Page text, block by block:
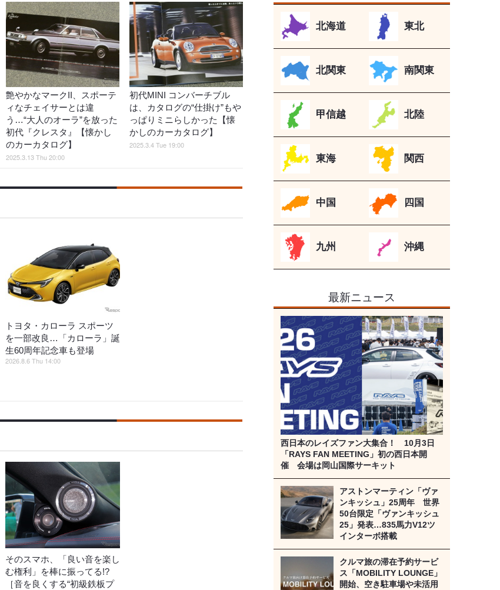
艶やかなマークII、スポーテ
ィなチェイサーとは違
う…“大人のオーラ”を放った
初代『クレスタ』【懐かし
のカーカタログ】
2025.3.13 Thu 20:00
初代MINI コンバーチブル
は、カタログの“仕掛け”もや
っぱりミニらしかった【懐
かしのカーカタログ】
2025.3.4 Tue 19:00
トヨタ・カローラ スポーツ
を一部改良…「カローラ」誕
生60周年記念車も登場
2026.8.6 Thu 14:00
そのスマホ、「良い音を楽し
む権利」を棒に振ってる!?
［音を良くする“初級鉄板プ
北海道 東北
北関東 南関東
甲信越 北陸
東海 関西
中国 四国
九州 沖縄
最新ニュース
西日本のレイズファン大集合！ 10月3日
「RAYS FAN MEETING」初の西日本開
催 会場は岡山国際サーキット
アストンマーティン「ヴァ
ンキッシュ」25周年 世界
50台限定「ヴァンキッシュ
25」発表…835馬力V12ツ
インターボ搭載
クルマ旅の滞在予約サービ
ス「MOBILITY LOUNGE」
開始、空き駐車場や未活用